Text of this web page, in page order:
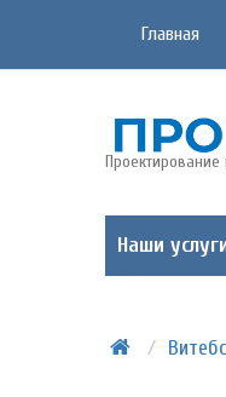
Главная
Проектирование
Наши
/